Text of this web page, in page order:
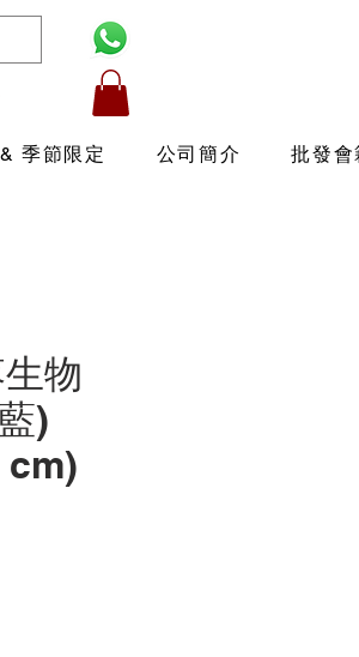
入/註冊
季節限定 公司簡介 批發會
物
)
cm)